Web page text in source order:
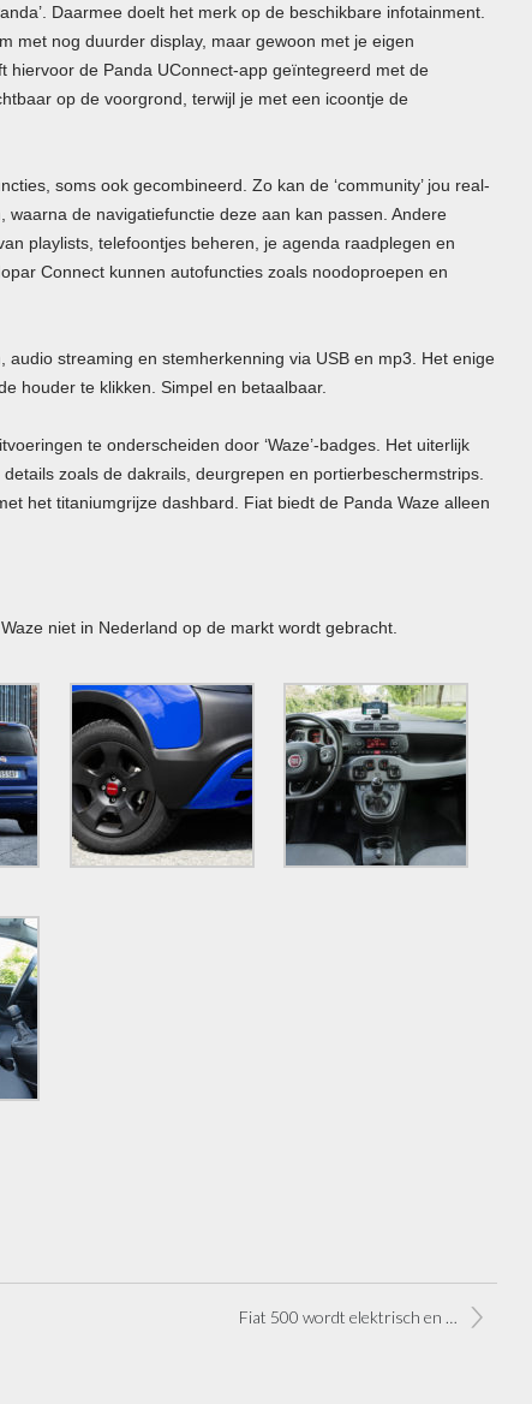
Daarmee doelt het merk op de beschikbare infotainment.
met nog duurder display, maar gewoon met je eigen
de Panda UConnect-app geïntegreerd met de
op de voorgrond, terwijl je met een icoontje de
soms ook gecombineerd. Zo kan de ‘community’ jou real-
de navigatiefunctie deze aan kan passen. Andere
playlists, telefoontjes beheren, je agenda raadplegen en
Connect kunnen autofuncties zoals noodoproepen en
streaming en stemherkenning via USB en mp3. Het enige
houder te klikken. Simpel en betaalbaar.
te onderscheiden door ‘Waze’-badges. Het uiterlijk
zoals de dakrails, deurgrepen en portierbeschermstrips.
het titaniumgrijze dashbard. Fiat biedt de Panda Waze alleen
niet in Nederland op de markt wordt gebracht.
Fiat 500 wordt elektrisch en komt als stationwagon